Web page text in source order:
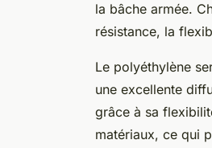
la bâche armée.
résistance, la
Le polyéthylène
une excellente
grâce à sa
matériaux, ce qui